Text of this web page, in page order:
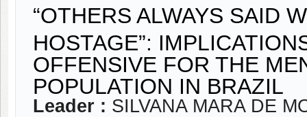
“OTHERS ALWAYS SAID
HOSTAGE”:
OFFENSIVE FOR THE
POPULATION IN BRAZIL
Leader : SILVANA MARA DE